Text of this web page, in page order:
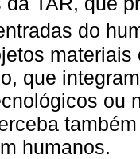
do
que
ou
humanos.